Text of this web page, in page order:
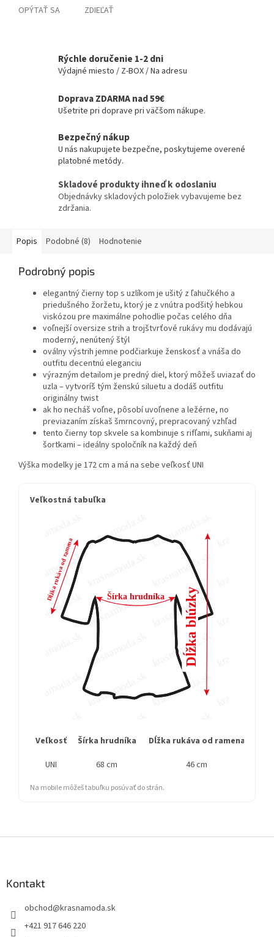
OPÝTAŤ SA ZDIEĽAŤ
Rýchle doručenie 1-2 dni
Výdajné miesto / Z-BOX / Na adresu
Doprava ZDARMA nad 59€
Ušetrite pri doprave pri väčšom nákupe.
Bezpečný nákup
U nás nakupujete bezpečne, poskytujeme overené
platobné metódy.
Skladové produkty ihneď k odoslaniu
Objednávky skladových položiek vybavujeme bez
zdržania.
Popis Podobné (8) Hodnotenie
Podrobný popis
elegantný čierny top s uzlíkom je ušitý z ľahučkého a
priedušného žoržetu, ktorý je z vnútra podšitý hebkou
viskózou pre maximálne pohodlie počas celého dňa
voľnejší oversize strih a trojštvrťové rukávy mu dodávajú
moderný, nenútený štýl
oválny výstrih jemne podčiarkuje ženskosť a vnáša do
outfitu decentnú eleganciu
výrazným detailom je predný diel, ktorý môžeš uviazať do
uzla – vytvoríš tým ženskú siluetu a dodáš outfitu
originálny twist
ak ho necháš voľne, pôsobí uvoľnene a ležérne, no
previazaním získaš šmrncovný, prepracovaný vzhľad
tento čierny top skvele sa kombinuje s rifľami, sukňami aj
šortkami – ideálny spoločník na každý deň
Výška modelky je 172 cm a má na sebe veľkosť UNI
Veľkostná tabuľka
Veľkosť Šírka hrudníka Dĺžka rukáva od ramena
UNI
68 cm 46 cm
Na mobile môžeš tabuľku posúvať do strán.
Kontakt
obchod@krasnamoda.sk
+421 917 646 220